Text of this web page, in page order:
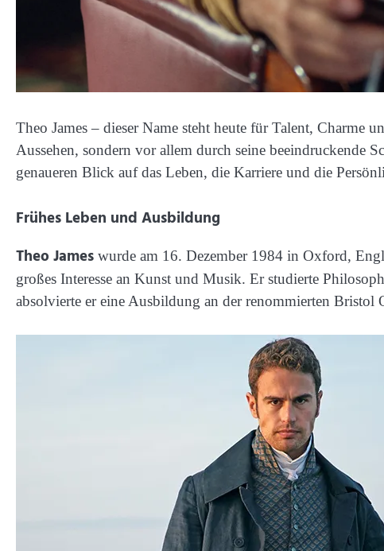
Theo James – dieser Name steht heute für Talent, Charme
Aussehen, sondern vor allem durch seine beeindruckende
genaueren Blick auf das Leben, die Karriere und die
Frühes Leben und Ausbildung
Theo James wurde am 16. Dezember 1984 in Oxford,
großes Interesse an Kunst und Musik. Er studierte
absolvierte er eine Ausbildung an der renommierten Bristol